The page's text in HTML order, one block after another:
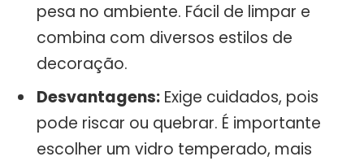
pesa no ambiente. Fácil de limpar e
combina com diversos estilos de
decoração.
Desvantagens: Exige cuidados, pois
pode riscar ou quebrar. É importante
escolher um vidro temperado, mais